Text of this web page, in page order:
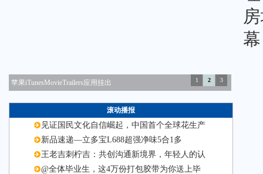
苹果iTunesMovieTrailers应用挂出 1 2 3
滚动播报
见证国民文化自信崛起，中国首个全球花生产
新品速递—立多宝L688超强净味5合1多
王老吉刺柠吉：共创沟通新境界，年轻人的认
@全体毕业生，这4万份打包胶带为你送上毕